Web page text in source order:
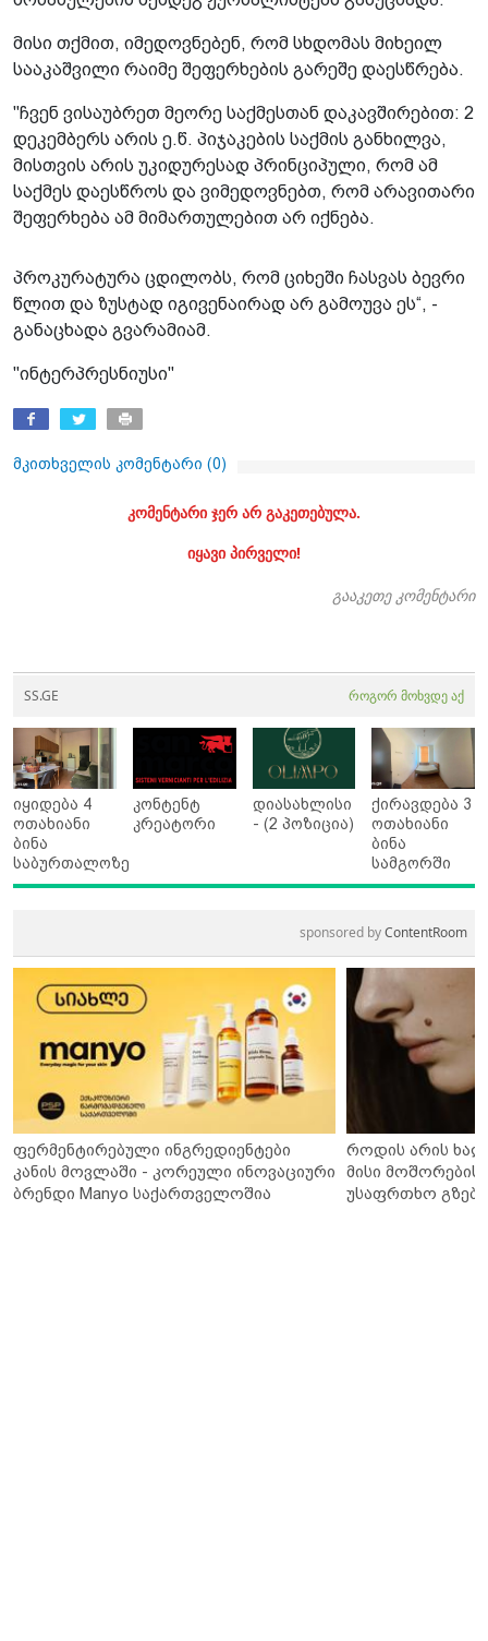
მისი თქმით, იმედოვნებენ, რომ სხდომას მიხეილ
სააკაშვილი რაიმე შეფერხების გარეშე დაესწრება.
"ჩვენ ვისაუბრეთ მეორე საქმესთან დაკავშირებით: 2
დეკემბერს არის ე.წ. პიჯაკების საქმის განხილვა,
მისთვის არის უკიდურესად პრინციპული, რომ ამ
საქმეს დაესწროს და ვიმედოვნებთ, რომ არავითარი
შეფერხება ამ მიმართულებით არ იქნება.
პროკურატურა ცდილობს, რომ ციხეში ჩასვას ბევრი
წლით და ზუსტად იგივენაირად არ გამოუვა ეს“, -
განაცხადა გვარამიამ.
"ინტერპრესნიუსი"
მკითხველის კომენტარი (0)
კომენტარი ჯერ არ გაკეთებულა.
იყავი პირველი!
გააკეთე კომენტარი
SS.GE როგორ მოხვდე აქ
იყიდება 4
ოთახიანი
ბინა
საბურთალოზე
კონტენტ
კრეატორი
დიასახლისი
- (2 პოზიცია)
ქირავდება 3
ოთახიანი
ბინა
სამგორში
sponsored byContentRoom
ფერმენტირებული ინგრედიენტები
კანის მოვლაში - კორეული ინოვაციური
ბრენდი Manyo საქართველოშია
როდის არის
მისი მოშორების
უსაფრთხო გზები